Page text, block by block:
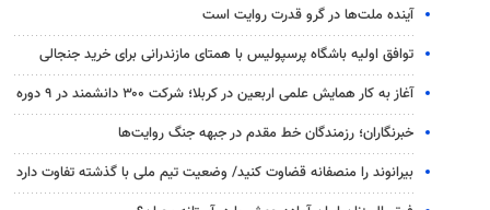
آینده ملت‌ها در گرو قدرت روایت است
توافق اولیه باشگاه پرسپولیس با همتای مازندرانی برای خرید جنجالی
آغاز به کار همایش علمی اربعین در کربلا؛ شرکت ۳۰۰ دانشمند در ۹ دوره
خبرنگاران؛ رزمندگان خط مقدم در جبهه جنگ روایت‌ها
بیرانوند را منصفانه قضاوت کنید/ وضعیت تیم ملی با گذشته تفاوت دارد